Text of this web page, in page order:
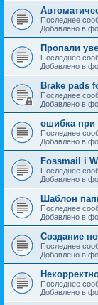
Последнее
Добавлено в
Пропали
Последнее
Добавлено в
Brake pads
Последнее
Добавлено в
ошибка при
Последнее
Добавлено в
Fossmail і
Последнее
Добавлено в
Шаблон
Последнее
Добавлено в
Создание
Последнее
Добавлено в
Последнее
Добавлено в